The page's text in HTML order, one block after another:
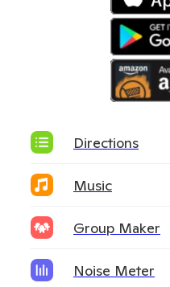
Directions
Music
Group Maker
Noise Meter